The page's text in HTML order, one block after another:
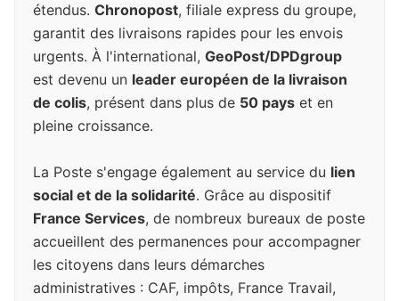
étendus. Chronopost, filiale express du groupe,
garantit des livraisons rapides pour les envois
urgents. À l'international, GeoPost/DPDgroup
est devenu un leader européen de la livraison
de colis, présent dans plus de 50 pays et en
pleine croissance.
La Poste s'engage également au service du lien
social et de la solidarité. Grâce au dispositif
France Services, de nombreux bureaux de poste
accueillent des permanences pour accompagner
les citoyens dans leurs démarches
administratives : CAF, impôts, France Travail,